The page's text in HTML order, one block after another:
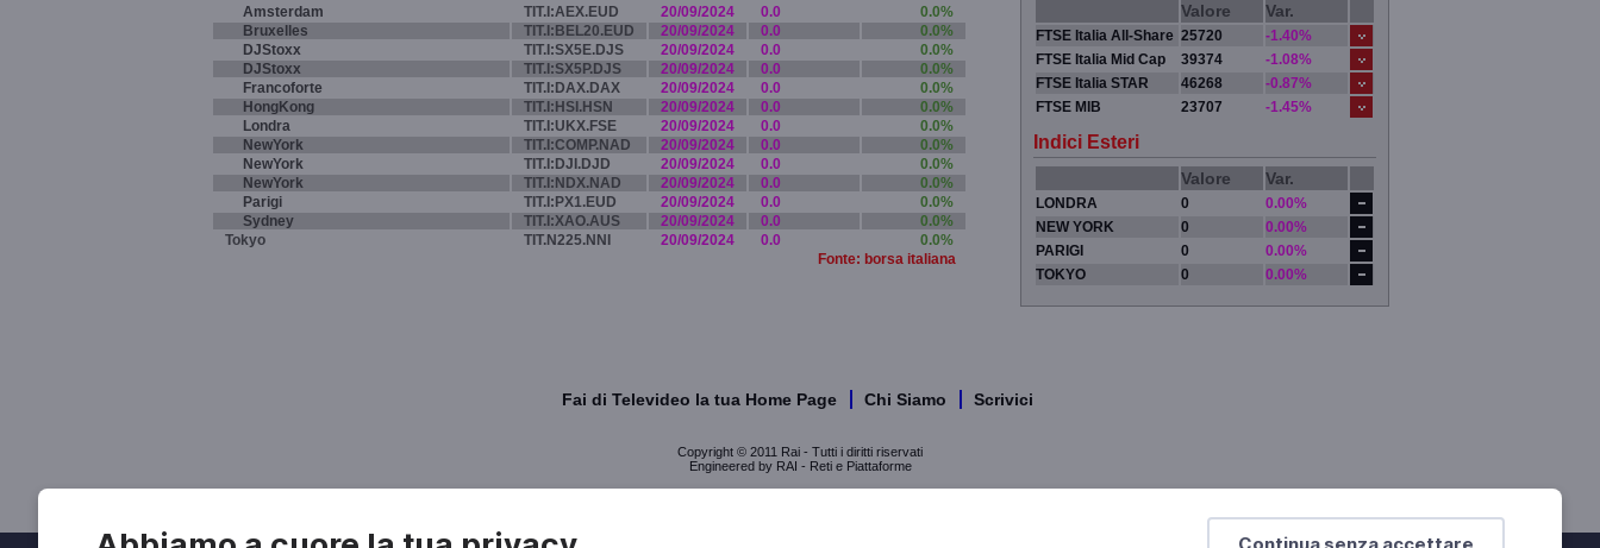
Continua senza accettare
Amsterdam TIT.I:AEX.EUD 20/09/2024 0.0
0.0%
Bruxelles
TIT.I:BEL20.EUD 20/09/2024 0.0
0.0%
DJStoxx
TIT.I:SX5E.DJS 20/09/2024 0.0
0.0%
DJStoxx
TIT.I:SX5P.DJS 20/09/2024 0.0
0.0%
Francoforte
TIT.I:DAX.DAX 20/09/2024 0.0
0.0%
HongKong
TIT.I:HSI.HSN 20/09/2024 0.0
0.0%
Londra
TIT.I:UKX.FSE 20/09/2024 0.0
0.0%
NewYork
TIT.I:COMP.NAD 20/09/2024 0.0
0.0%
NewYork
TIT.I:DJI.DJD 20/09/2024 0.0
0.0%
NewYork
TIT.I:NDX.NAD 20/09/2024 0.0
0.0%
Parigi
TIT.I:PX1.EUD 20/09/2024 0.0
0.0%
Sydney
TIT.I:XAO.AUS 20/09/2024 0.0
0.0%
Tokyo
TIT.N225.NNI 20/09/2024 0.0
0.0%
Fonte: borsa italiana
Valore Var.
FTSE Italia All-Share 25720
-1.40%
FTSE Italia Mid Cap
39374
-1.08%
FTSE Italia STAR
46268
-0.87%
FTSE MIB
23707 -1.45%
Indici Esteri
Valore Var.
LONDRA 0
0.00%
NEW YORK
0
0.00%
PARIGI
0
0.00%
TOKYO
0 0.00%
Fai di Televideo la tua Home Page Chi Siamo Scrivici
Copyright © 2011 Rai - Tutti i diritti riservati
Engineered by RAI - Reti e Piattaforme